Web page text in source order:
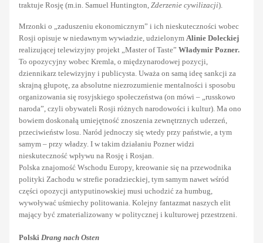
traktuje Rosję (m.in. Samuel Huntington, Zderzenie cywilizacji).
Mrzonki o „zaduszeniu ekonomicznym” i ich nieskuteczności wobec
Rosji opisuje w niedawnym wywiadzie, udzielonym Alinie Doleckiej
realizującej telewizyjny projekt „Master of Taste” Władymir Pozner.
To opozycyjny wobec Kremla, o międzynarodowej pozycji,
dziennikarz telewizyjny i publicysta. Uważa on samą ideę sankcji za
skrajną głupotę, za absolutne niezrozumienie mentalności i sposobu
organizowania się rosyjskiego społeczeństwa (on mówi – „russkowo
naroda”, czyli obywateli Rosji różnych narodowości i kultur). Ma ono
bowiem doskonałą umiejętność znoszenia zewnętrznych uderzeń,
przeciwieństw losu. Naród jednoczy się wtedy przy państwie, a tym
samym – przy władzy. I w takim działaniu Pozner widzi
nieskuteczność wpływu na Rosję i Rosjan.
Polska znajomość Wschodu Europy, kreowanie się na przewodnika
polityki Zachodu w strefie poradzieckiej, tym samym nawet wśród
części opozycji antyputinowskiej musi uchodzić za humbug,
wywoływać uśmiechy politowania. Kolejny fantazmat naszych elit
mający być zmaterializowany w politycznej i kulturowej przestrzeni.
Polski Drang nach Osten